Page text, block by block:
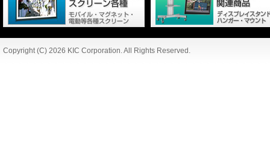
Copyright (C) 2026 KIC Corporation. All Rights Reserved.